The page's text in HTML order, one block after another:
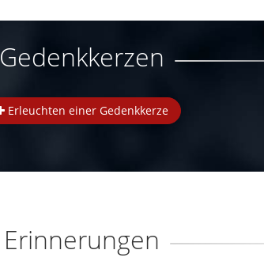
Gedenkkerzen
Erleuchten einer Gedenkkerze
Erinnerungen